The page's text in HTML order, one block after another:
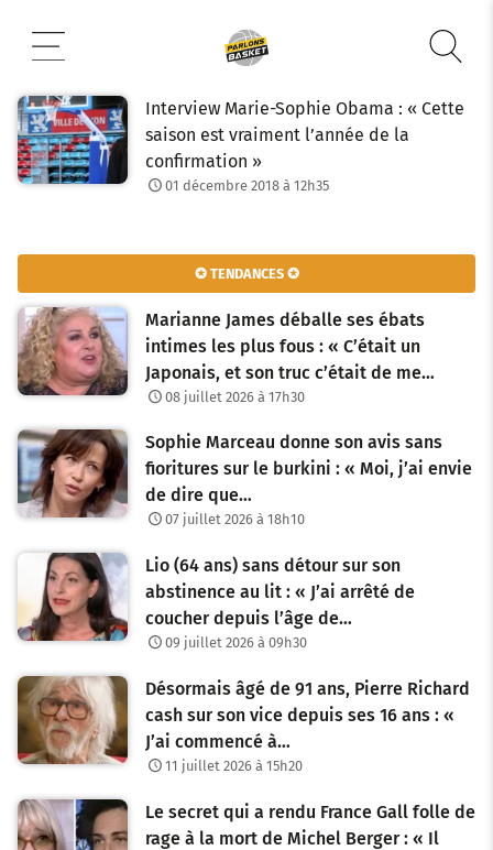
contenu
Interview Marie-Sophie Obama : « Cette
saison est vraiment l’année de la
confirmation »
01 décembre 2018 à 12h35
✪ TENDANCES ✪
Marianne James déballe ses ébats
intimes les plus fous : « C’était un
Japonais, et son truc c’était de me…
08 juillet 2026 à 17h30
Sophie Marceau donne son avis sans
fioritures sur le burkini : « Moi, j’ai envie
de dire que…
07 juillet 2026 à 18h10
Lio (64 ans) sans détour sur son
abstinence au lit : « J’ai arrêté de
coucher depuis l’âge de…
09 juillet 2026 à 09h30
Désormais âgé de 91 ans, Pierre Richard
cash sur son vice depuis ses 16 ans : «
J’ai commencé à…
11 juillet 2026 à 15h20
Le secret qui a rendu France Gall folle de
rage à la mort de Michel Berger : « Il